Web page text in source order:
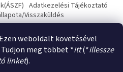
weboldalt követésével
meg többet *itt(*illessze
linket).
Adatkezelési Tájékoztató
Visszaküldés